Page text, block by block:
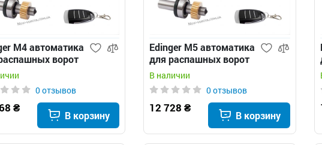
M4 автоматика
ворот
0 отзывов
₴
В корзину
Edinger M5 автоматика
для распашных ворот
В наличии
0 отзывов
12 728 ₴
В корзину